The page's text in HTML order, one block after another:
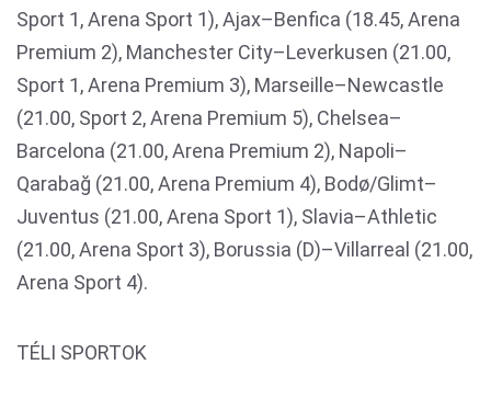
Sport 1, Arena Sport 1), Ajax–Benfica (18.45, Arena
Premium 2), Manchester City–Leverkusen (21.00,
Sport 1, Arena Premium 3), Marseille–Newcastle
(21.00, Sport 2, Arena Premium 5), Chelsea–
Barcelona (21.00, Arena Premium 2), Napoli–
Qarabağ (21.00, Arena Premium 4), Bodø/Glimt–
Juventus (21.00, Arena Sport 1), Slavia–Athletic
(21.00, Arena Sport 3), Borussia (D)–Villarreal (21.00,
Arena Sport 4).
TÉLI SPORTOK